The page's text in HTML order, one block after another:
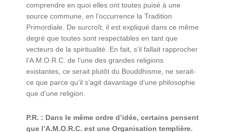
comprendre en quoi elles ont toutes puisé à une
source commune, en l’occurrence la Tradition
Primordiale. De surcroît, il est expliqué dans ce même
degré que toutes sont respectables en tant que
vecteurs de la spiritualité. En fait, s’il fallait rapprocher
l’A.M.O.R.C. de l’une des grandes religions
existantes, ce serait plutôt du Bouddhisme, ne serait-
ce que parce qu’il s’agit davantage d’une philosophie
que d’une religion.
P.R. : Dans le même ordre d’idée, certains pensent
que l’A.M.O.R.C. est une Organisation templière.